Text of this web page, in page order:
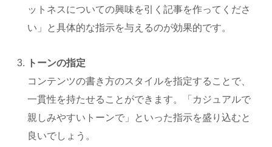
ットネスについての興味を引く記事を作ってくださ
い」と具体的な指示を与えるのが効果的です。
トーンの指定
コンテンツの書き方のスタイルを指定することで、
一貫性を持たせることができます。「カジュアルで
親しみやすいトーンで」といった指示を盛り込むと
良いでしょう。